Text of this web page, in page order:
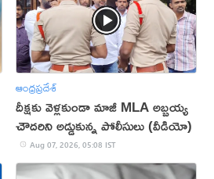
ఆంధ్రప్రదేశ్
దీక్షకు వెళ్లకుండా మాజీ MLA అబ్బ‌య్య
చౌద‌రిని అడ్డుకున్న పోలీసులు (వీడియో)
Aug 07, 2026, 05:08 IST